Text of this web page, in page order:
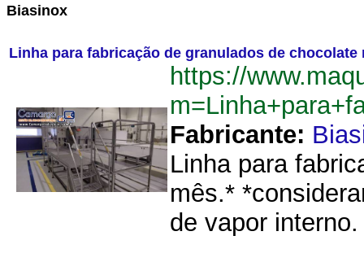
Biasinox
Linha para fabricação de granulados de chocolate
https://
Fabricante:
Linha para
mês.*
de vapor